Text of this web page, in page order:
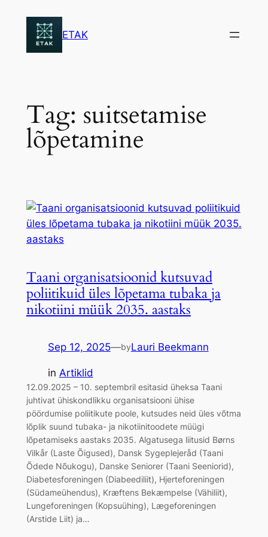
content
ETAK
Tag: suitsetamise
lõpetamine
Taani organisatsioonid kutsuvad
poliitikuid üles lõpetama tubaka ja
nikotiini müük 2035. aastaks
Sep 12, 2025—byLauri Beekmann
in Artiklid
12.09.2025 – 10. septembril esitasid üheksa Taani
juhtivat ühiskondlikku organisatsiooni ühise
pöördumise poliitikute poole, kutsudes neid üles võtma
lõplik suund tubaka- ja nikotiinitoodete müügi
lõpetamiseks aastaks 2035. Algatusega liitusid Børns
Vilkår (Laste Õigused), Dansk Sygeplejeråd (Taani
Õdede Nõukogu), Danske Seniorer (Taani Seeniorid),
Diabetesforeningen (Diabeediliit), Hjerteforeningen
(Südameühendus), Kræftens Bekæmpelse (Vähiliit),
Lungeforeningen (Kopsuühing), Lægeforeningen
(Arstide Liit) ja…